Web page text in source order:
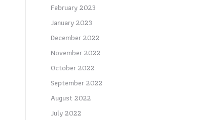
February 2023
January 2023
December 2022
November 2022
October 2022
September 2022
August 2022
July 2022